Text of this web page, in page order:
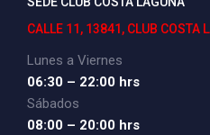
CALLE 11, 13841, CLUB COSTA
Lunes a Viernes
06:30 – 22:00 hrs
Sábados
08:00 – 20:00 hrs